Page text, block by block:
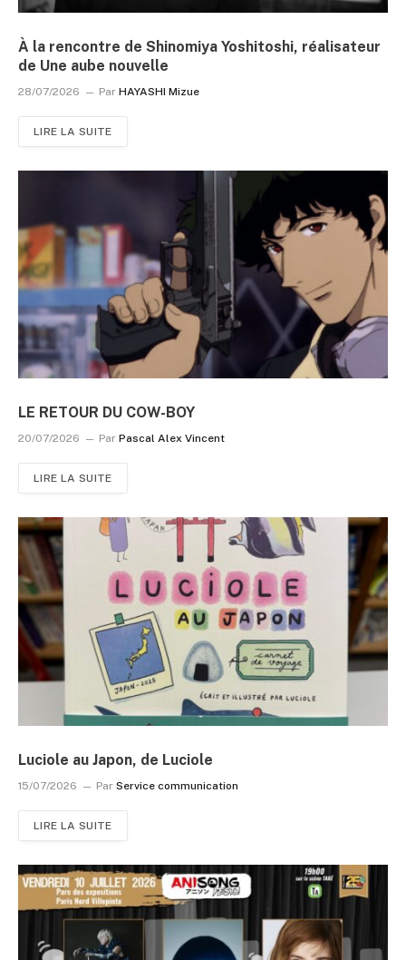
À la rencontre de Shinomiya Yoshitoshi, réalisateur
de Une aube nouvelle
28/07/2026 Par HAYASHI Mizue
LIRE LA SUITE
LE RETOUR DU COW-BOY
20/07/2026 Par Pascal Alex Vincent
LIRE LA SUITE
Luciole au Japon, de Luciole
15/07/2026 Par Service communication
LIRE LA SUITE